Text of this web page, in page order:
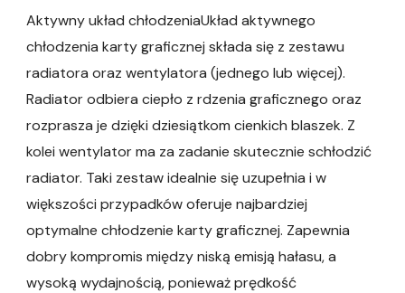
Aktywny układ chłodzeniaUkład aktywnego
chłodzenia karty graficznej składa się z zestawu
radiatora oraz wentylatora (jednego lub więcej).
Radiator odbiera ciepło z rdzenia graficznego oraz
rozprasza je dzięki dziesiątkom cienkich blaszek. Z
kolei wentylator ma za zadanie skutecznie schłodzić
radiator. Taki zestaw idealnie się uzupełnia i w
większości przypadków oferuje najbardziej
optymalne chłodzenie karty graficznej. Zapewnia
dobry kompromis między niską emisją hałasu, a
wysoką wydajnością, ponieważ prędkość